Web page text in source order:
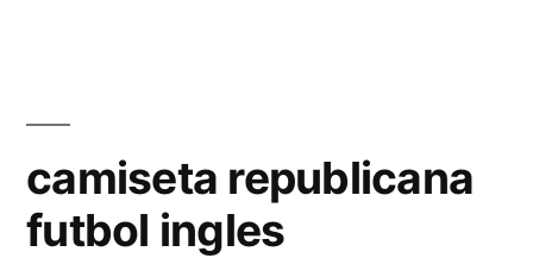
camiseta republicana
futbol ingles